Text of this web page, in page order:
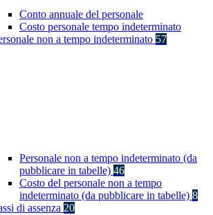
Conto annuale del personale
Costo personale tempo indeterminato
non a tempo indeterminato 57
Personale non a tempo indeterminato (da
pubblicare in tabelle) 46
Costo del personale non a tempo
indeterminato (da pubblicare in tabelle) 8
di assenza 20